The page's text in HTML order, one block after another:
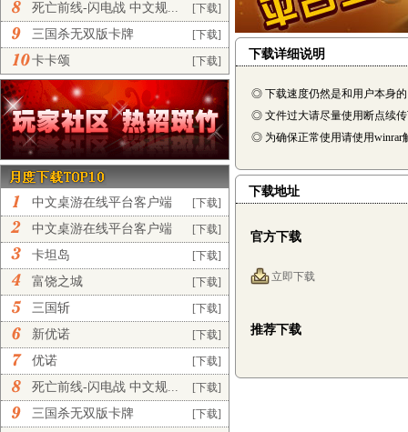
[下载]
死亡前线-闪电战 中文规...
[下载]
三国杀无双版卡牌
[下载]
卡卡颂
[下载]
中文桌游在线平台客户端
完... [下载]
中文桌游在线平台客户端
正... [下载]
卡坦岛
[下载]
富饶之城
[下载]
三国斩
[下载]
新优诺
[下载]
优诺
[下载]
死亡前线-闪电战 中文规...
[下载]
三国杀无双版卡牌
下载详细说明
◎ 下载速度仍然是和用户本身
◎ 文件过大请尽量使用断点续
◎ 为确保正常使用请使用winrar
下载地址
官方下载
立即下载
推荐下载